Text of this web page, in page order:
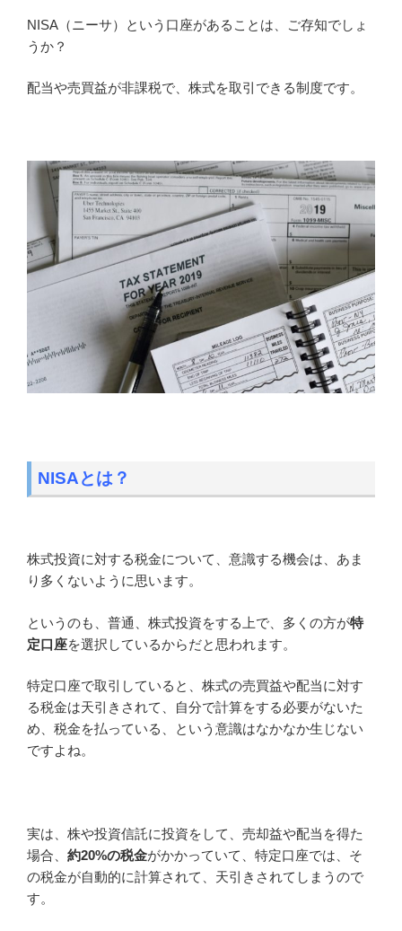
o
k
NISA（ニーサ）という口座があることは、ご存知でしょ
うか？
配当や売買益が非課税で、株式を取引できる制度です。
NISAとは？
株式投資に対する税金について、意識する機会は、あま
り多くないように思います。
というのも、普通、株式投資をする上で、多くの方が特
定口座を選択しているからだと思われます。
特定口座で取引していると、株式の売買益や配当に対す
る税金は天引きされて、自分で計算をする必要がないた
め、税金を払っている、という意識はなかなか生じない
ですよね。
実は、株や投資信託に投資をして、売却益や配当を得た
場合、 約20%の税金がかかっていて、特定口座では、そ
の税金が自動的に計算されて、天引きされてしまうので
す。